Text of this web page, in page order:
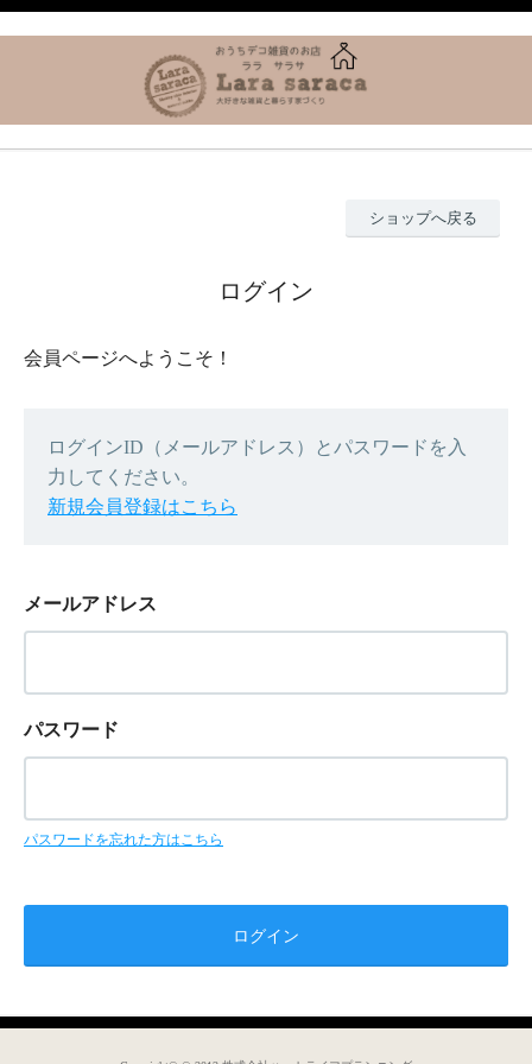
ショップへ戻る
ログイン
会員ページへようこそ！
ログインID（メールアドレス）とパスワードを入
力してください。
新規会員登録はこちら
メールアドレス
パスワード
パスワードを忘れた方はこちら